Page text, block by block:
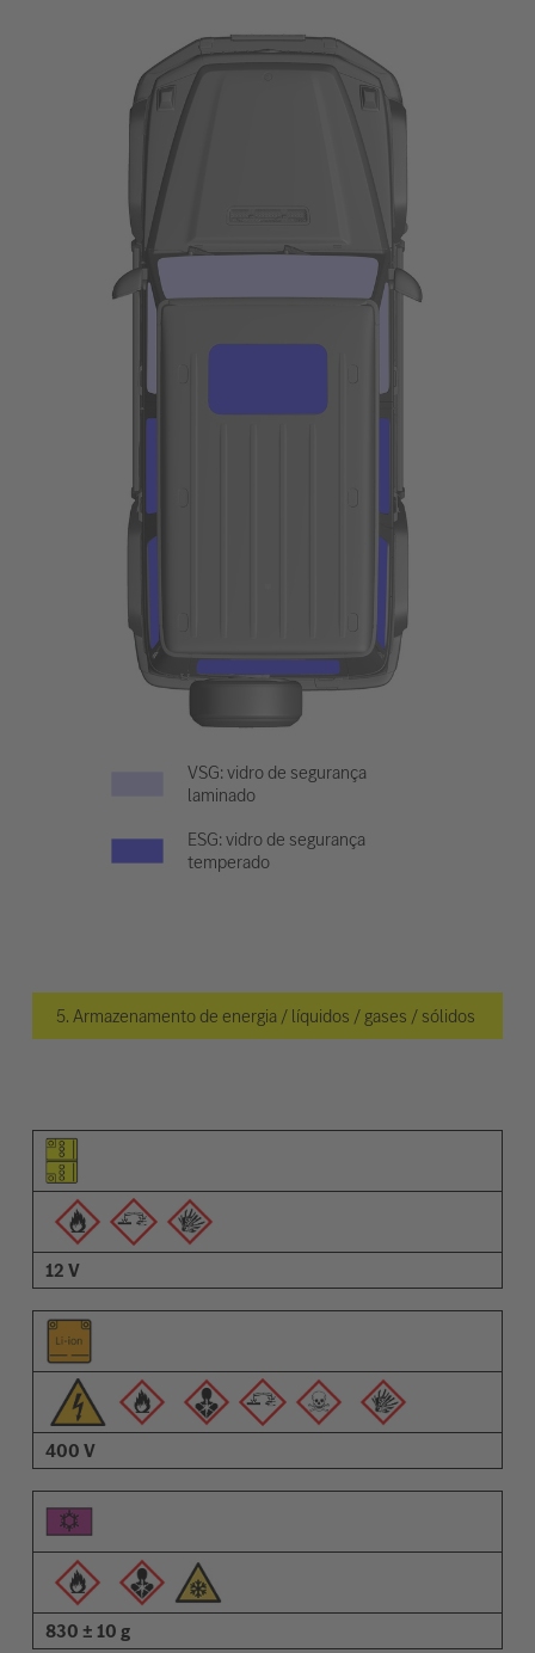
VSG: vidro de segurança
laminado
ESG: vidro de segurança
temperado
5. Armazenamento de energia / líquidos / gases / sólidos
Pictograma do elemento
Pictogramas de advertências
Descrição
12 V
400 V
830 ± 10 g